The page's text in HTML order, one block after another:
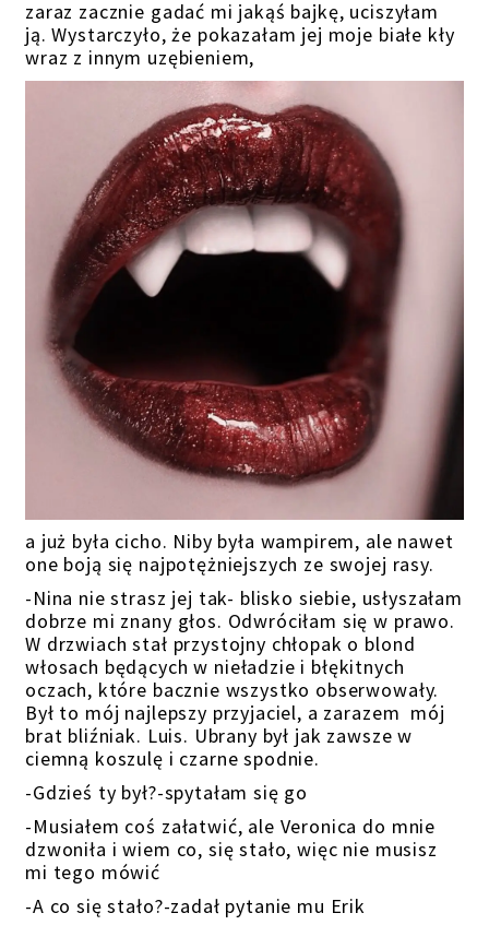
zaraz zacznie gadać mi jakąś bajkę, uciszyłam
ją. Wystarczyło, że pokazałam jej moje białe kły
wraz z innym uzębieniem,
a już była cicho. Niby była wampirem, ale nawet
one boją się najpotężniejszych ze swojej rasy.
-Nina nie strasz jej tak- blisko siebie, usłyszałam
dobrze mi znany głos. Odwróciłam się w prawo.
W drzwiach stał przystojny chłopak o blond
włosach będących w nieładzie i błękitnych
oczach, które bacznie wszystko obserwowały.
Był to mój najlepszy przyjaciel, a zarazem mój
brat bliźniak. Luis. Ubrany był jak zawsze w
ciemną koszulę i czarne spodnie.
-Gdzieś ty był?-spytałam się go
-Musiałem coś załatwić, ale Veronica do mnie
dzwoniła i wiem co, się stało, więc nie musisz
mi tego mówić
-A co się stało?-zadał pytanie mu Erik